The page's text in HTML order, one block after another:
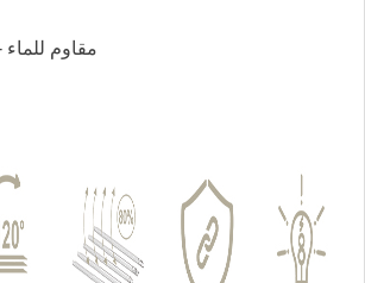
صندوق كهربائي G- مقاوم للماء